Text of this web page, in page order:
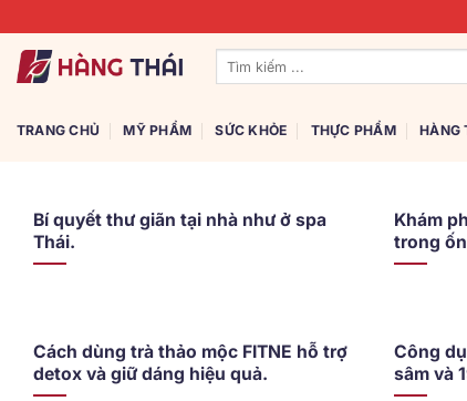
qua
nội
Tìm
TRANG CHỦ MỸ PHẨM SỨC KHỎE THỰC PHẨM HÀNG
Bí quyết thư giãn tại nhà như ở spa
Thái.
Khám
trong
Cách dùng trà thảo mộc FITNE hỗ trợ
detox và giữ dáng hiệu quả.
Công
sâm và